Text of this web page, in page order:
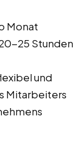
Monat
25 Stunden
und
Mitarbeiters